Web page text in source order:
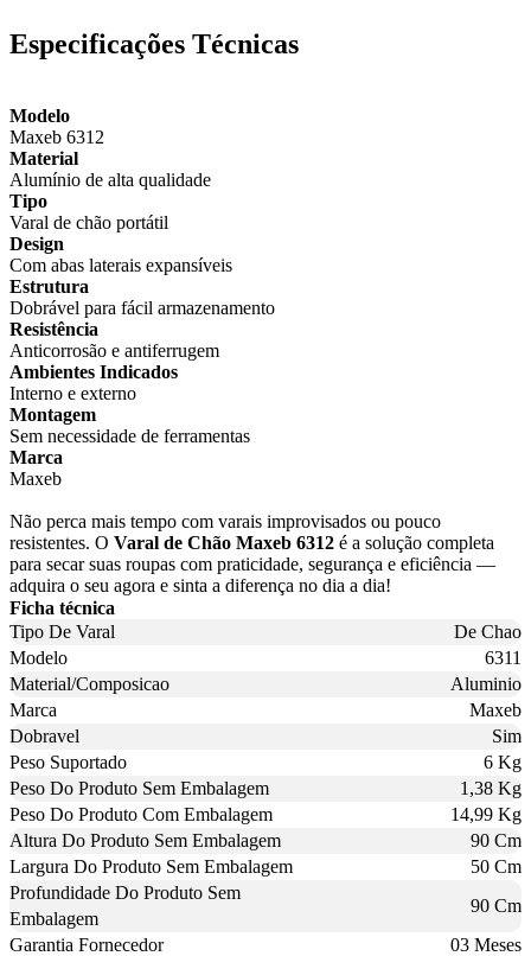
Especificações Técnicas
Modelo
Maxeb 6312
Material
Alumínio de alta qualidade
Tipo
Varal de chão portátil
Design
Com abas laterais expansíveis
Estrutura
Dobrável para fácil armazenamento
Resistência
Anticorrosão e antiferrugem
Ambientes Indicados
Interno e externo
Montagem
Sem necessidade de ferramentas
Marca
Maxeb
Não perca mais tempo com varais improvisados ou pouco
resistentes. O Varal de Chão Maxeb 6312 é a solução completa
para secar suas roupas com praticidade, segurança e eficiência —
adquira o seu agora e sinta a diferença no dia a dia!
Ficha técnica
Tipo De Varal
De Chao
Modelo
6311
Material/Composicao
Aluminio
Marca
Maxeb
Dobravel
Sim
Peso Suportado
6 Kg
Peso Do Produto Sem Embalagem
1,38 Kg
Peso Do Produto Com Embalagem
14,99 Kg
Altura Do Produto Sem Embalagem
90 Cm
Largura Do Produto Sem Embalagem
50 Cm
Profundidade Do Produto Sem
Embalagem
90 Cm
Garantia Fornecedor
03 Meses